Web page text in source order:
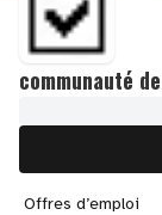
communauté
Offres d’emploi